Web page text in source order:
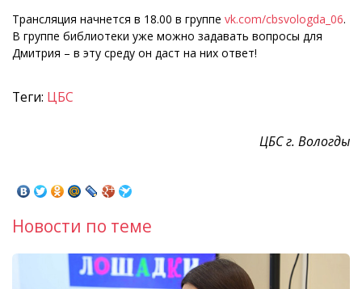
Трансляция начнется в 18.00 в группе vk.com/cbsvologda_06.
В группе библиотеки уже можно задавать вопросы для
Дмитрия – в эту среду он даст на них ответ!
Теги: ЦБС
ЦБС г. Вологды
Новости по теме